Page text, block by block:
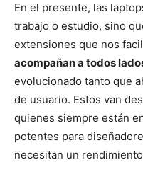
En el presente, las
trabajo o estudio, sino
extensiones que nos
acompañan a todos
evolucionado tanto que
de usuario. Estos van
quienes siempre están
potentes para
necesitan un